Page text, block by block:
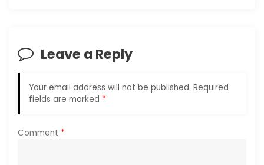
g
t
i
Leave a Reply
Your email address will not be published. Required
fields are marked *
Comment *